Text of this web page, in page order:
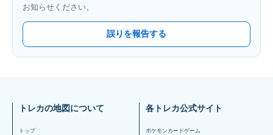
お知らせください。
誤りを報告する
トレカの地図について
トップ
各トレカ公式サイト
ポケモンカードゲーム